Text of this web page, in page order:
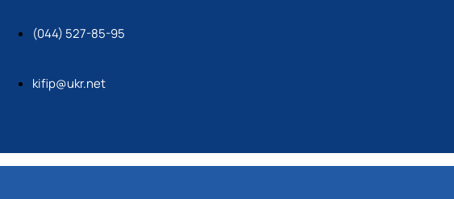
(044) 527-85-95
kifip@ukr.net